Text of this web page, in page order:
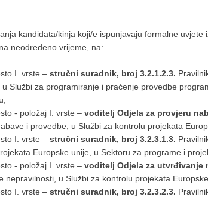
kandidata/kinja koji/e ispunjavaju formalne
neodređeno vrijeme, na:
I. vrste – stručni suradnik, broj 3.2.1.2.3.
u Službi za programiranje i praćenje provedbe
- položaj I. vrste – voditelj Odjela za provjeru
i provedbe, u Službi za kontrolu projekata
I. vrste – stručni suradnik, broj 3.2.3.1.3.
Europske unije, u Sektoru za programe i
- položaj I. vrste – voditelj Odjela za utvrđivanje
nepravilnosti, u Službi za kontrolu projekata
I. vrste – stručni suradnik, broj 3.2.3.2.3.